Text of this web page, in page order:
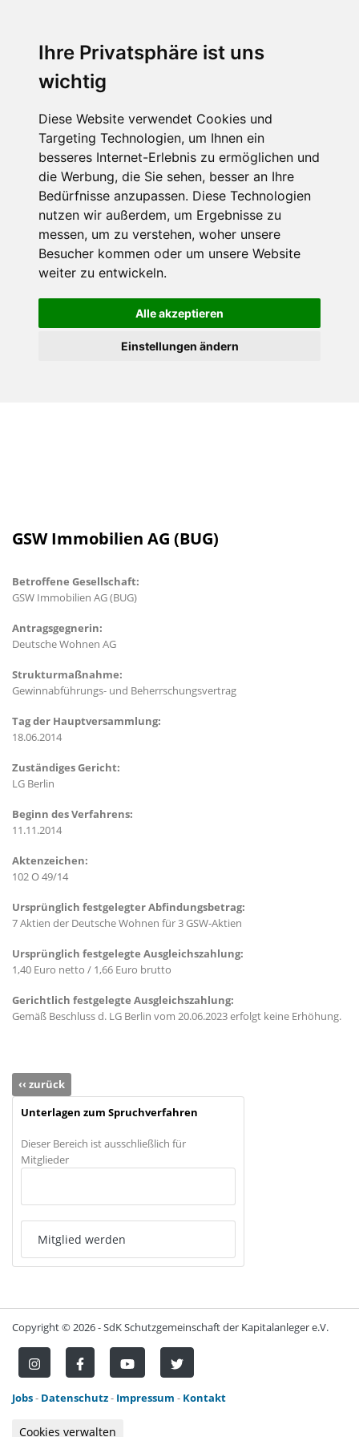
Ihre Privatsphäre ist uns
wichtig
Diese Website verwendet Cookies und
Targeting Technologien, um Ihnen ein
besseres Internet-Erlebnis zu ermöglichen und
die Werbung, die Sie sehen, besser an Ihre
Bedürfnisse anzupassen. Diese Technologien
nutzen wir außerdem, um Ergebnisse zu
messen, um zu verstehen, woher unsere
Besucher kommen oder um unsere Website
weiter zu entwickeln.
Alle akzeptieren
Einstellungen ändern
GSW Immobilien AG (BUG)
Betroffene Gesellschaft:
GSW Immobilien AG (BUG)
Antragsgegnerin:
Deutsche Wohnen AG
Strukturmaßnahme:
Gewinnabführungs- und Beherrschungsvertrag
Tag der Hauptversammlung:
18.06.2014
Zuständiges Gericht:
LG Berlin
Beginn des Verfahrens:
11.11.2014
Aktenzeichen:
102 O 49/14
Ursprünglich festgelegter Abfindungsbetrag:
7 Aktien der Deutsche Wohnen für 3 GSW-Aktien
Ursprünglich festgelegte Ausgleichszahlung:
1,40 Euro netto / 1,66 Euro brutto
Gerichtlich festgelegte Ausgleichszahlung:
Gemäß Beschluss d. LG Berlin vom 20.06.2023 erfolgt keine Erhöhung.
‹‹ zurück
Unterlagen zum Spruchverfahren
Dieser Bereich ist ausschließlich für
Mitglieder
Mitglied werden
Copyright ©2026 - SdK Schutzgemeinschaft der Kapitalanleger e.V.
Jobs- Datenschutz- Impressum - Kontakt
Cookies verwalten